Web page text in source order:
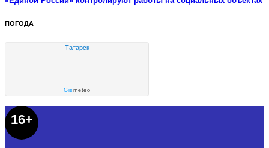
ПОГОДА
Татарск
Gismeteo
16+